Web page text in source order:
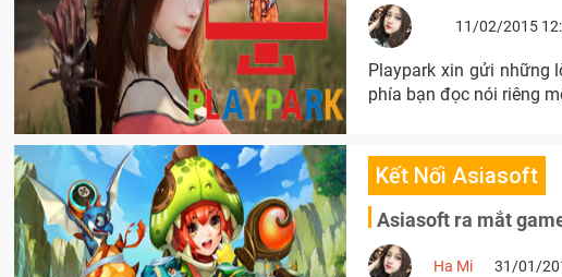
11/02/2015
Playpark xin gửi những
phía bạn đọc nói riêng
Kết Nối Asiasoft
Asiasoft ra mắt
Ha Mi 31/01/